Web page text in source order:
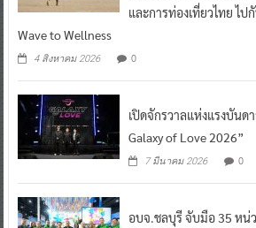
และการท่องเที่ยวไทย ไป
Wave to Wellness
4 สิงหาคม 2026 0
เปิดจักรวาลแห่งแรงบันด
Galaxy of Love 2026”
7 มีนาคม 2026 0
อบจ.ชลบุรี จับมือ 35 หน่